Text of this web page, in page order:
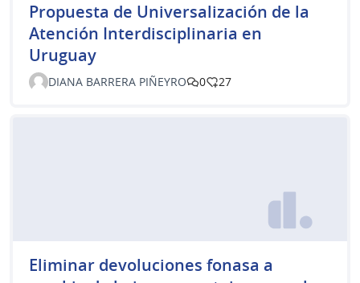
Propuesta de Universalización de la
Atención Interdisciplinaria en
Uruguay
DIANA BARRERA PIÑEYRO 0 27
Eliminar devoluciones fonasa a